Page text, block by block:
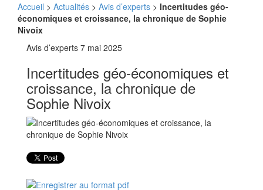
Accueil > Actualités > Avis d’experts > Incertitudes géo-
économiques et croissance, la chronique de Sophie
Nivoix
Avis d’experts 7 mai 2025
Incertitudes géo-économiques et
croissance, la chronique de
Sophie Nivoix